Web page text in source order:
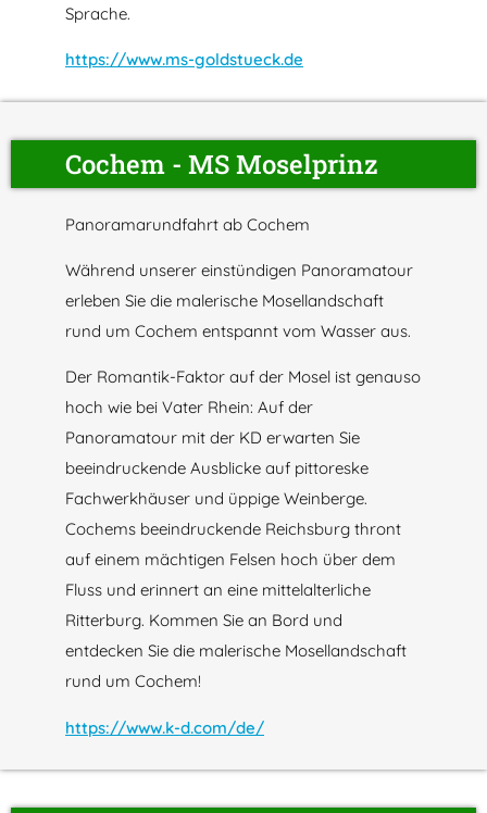
Sprache.
https://www.ms-goldstueck.de
Cochem - MS Moselprinz
Panoramarundfahrt ab Cochem
Während unserer einstündigen Panoramatour
erleben Sie die malerische Mosellandschaft
rund um Cochem entspannt vom Wasser aus.
Der Romantik-Faktor auf der Mosel ist genauso
hoch wie bei Vater Rhein: Auf der
Panoramatour mit der KD erwarten Sie
beeindruckende Ausblicke auf pittoreske
Fachwerkhäuser und üppige Weinberge.
Cochems beeindruckende Reichsburg thront
auf einem mächtigen Felsen hoch über dem
Fluss und erinnert an eine mittelalterliche
Ritterburg. Kommen Sie an Bord und
entdecken Sie die malerische Mosellandschaft
rund um Cochem!
https://www.k-d.com/de/